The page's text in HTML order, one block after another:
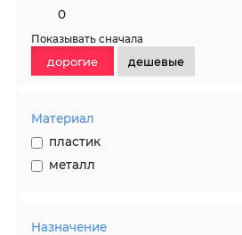
0
Показывать сначала
дорогие дешевые
Материал
пластик
металл
Назначение